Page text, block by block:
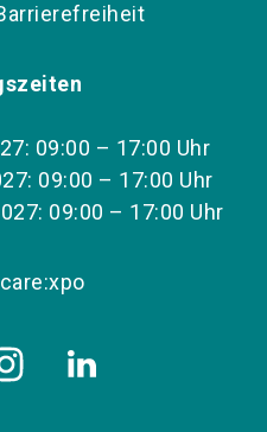
09:00 – 17:00 Uhr
09:00 – 17:00 Uhr
09:00 – 17:00 Uhr